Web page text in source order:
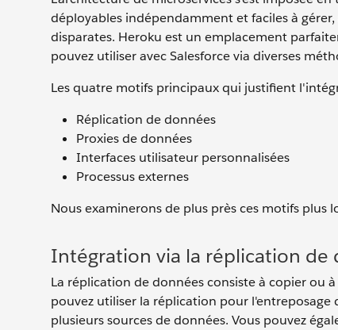
déployables indépendamment et faciles à
disparates. Heroku est un emplacement
pouvez utiliser avec Salesforce via diverses
Les quatre motifs principaux qui justifient
Réplication de données
Proxies de données
Interfaces utilisateur personnalisées
Processus externes
Nous examinerons de plus près ces motifs plus
Intégration via la réplication de
La réplication de données consiste à copier ou
pouvez utiliser la réplication pour l'entreposage
plusieurs sources de données. Vous pouvez